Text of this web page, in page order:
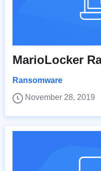
MarioLocker
Ransomware
November 28, 2019